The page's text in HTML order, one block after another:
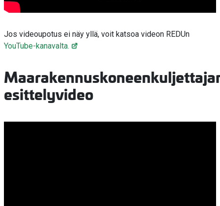
Jos videoupotus ei näy yllä, voit katsoa videon REDUn
YouTube-kanavalta.
esittelyvideo